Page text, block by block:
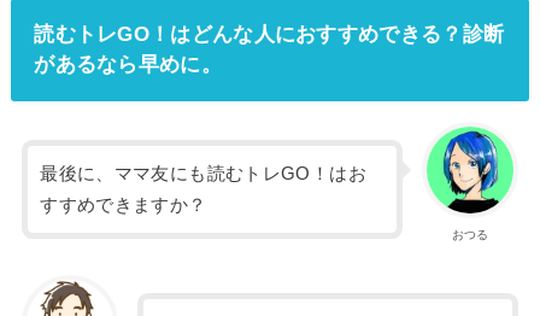
読むトレGO！はどんな人におすすめできる？診断
があるなら早めに。
おつる
最後に、ママ友にも読むトレGO！はお
すすめできますか？